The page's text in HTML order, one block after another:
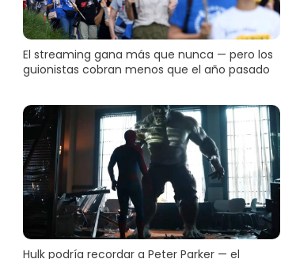
El streaming gana más que nunca — pero los
guionistas cobran menos que el año pasado
Hulk podría recordar a Peter Parker — el